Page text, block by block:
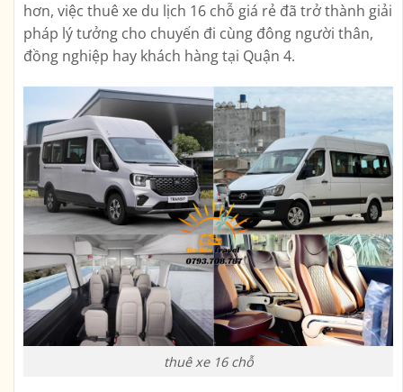
hơn, việc thuê xe du lịch 16 chỗ giá rẻ đã trở thành giải
pháp lý tưởng cho chuyến đi cùng đông người thân,
đồng nghiệp hay khách hàng tại Quận 4.
thuê xe 16 chỗ